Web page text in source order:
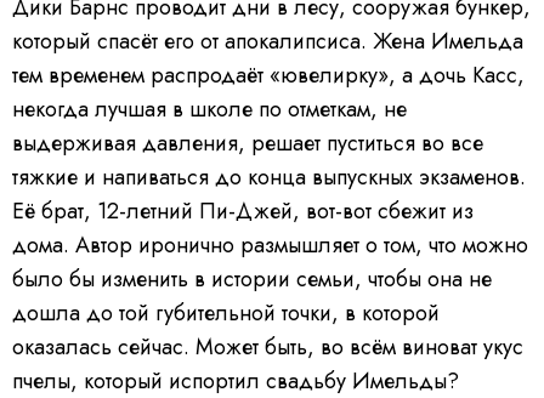
Дики Барнс проводит дни в лесу, сооружая бункер,
который спасёт его от апокалипсиса. Жена Имельда
тем временем распродаёт «ювелирку», а дочь Касс,
некогда лучшая в школе по отметкам, не
выдерживая давления, решает пуститься во все
тяжкие и напиваться до конца выпускных экзаменов.
Её брат, 12-летний Пи-Джей, вот-вот сбежит из
дома. Автор иронично размышляет о том, что можно
было бы изменить в истории семьи, чтобы она не
дошла до той губительной точки, в которой
оказалась сейчас. Может быть, во всём виноват укус
пчелы, который испортил свадьбу Имельды?